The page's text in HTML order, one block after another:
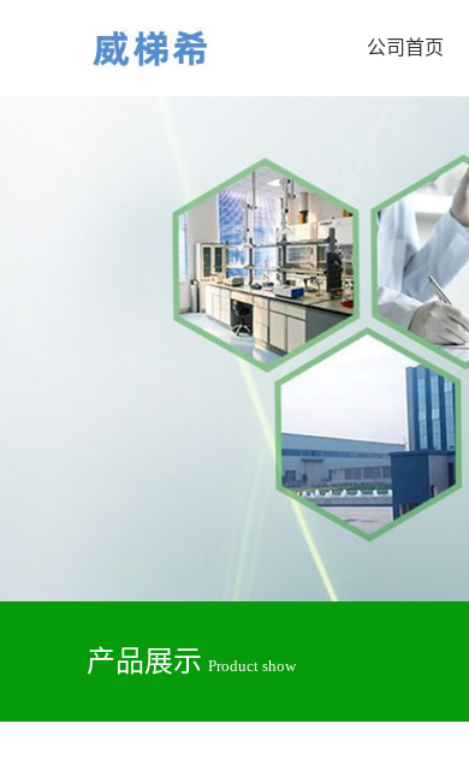
公司首页
产品展示 Product show